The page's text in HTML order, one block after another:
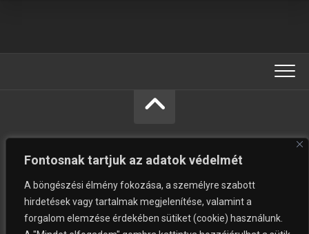
Fontosnak tartjuk az adatok védelmét
A böngészési élmény fokozása, a személyre szabott
hirdetések vagy tartalmak megjelenítése, valamint a
forgalom elemzése érdekében sütiket (cookie) használunk.
Vásárolni jó © Minden jog fenntartva.